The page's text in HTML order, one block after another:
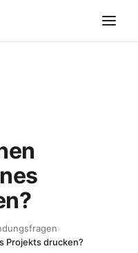
›
Projekts drucken?